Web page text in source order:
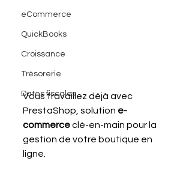
eCommerce
QuickBooks
Croissance
Trésorerie
Dates fiscales
Vous travaillez déjà avec
PrestaShop, solution e-
commerce clé-en-main pour la
gestion de votre boutique en
ligne.